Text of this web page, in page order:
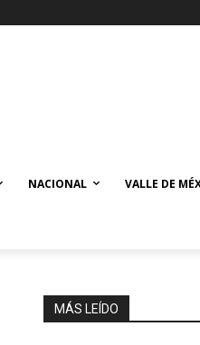
NACIONAL VALLE DE
MÁS LEÍDO